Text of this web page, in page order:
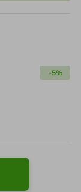
-5%